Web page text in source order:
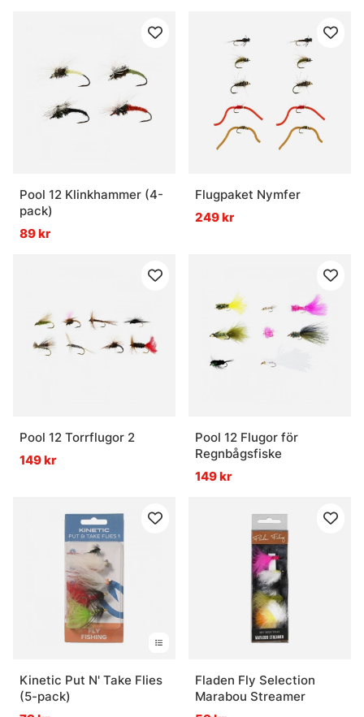
Pool 12 Klinkhammer (4-
pack)
89 kr
Flugpaket Nymfer
249 kr
Pool 12 Torrflugor 2
149 kr
Pool 12 Flugor för
Regnbågsfiske
149 kr
Kinetic Put N' Take Flies
(5-pack)
Fladen Fly Selection
Marabou Streamer